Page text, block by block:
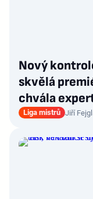
Nový
skvělá
chvála
Liga mistrů Jiří Fejgl